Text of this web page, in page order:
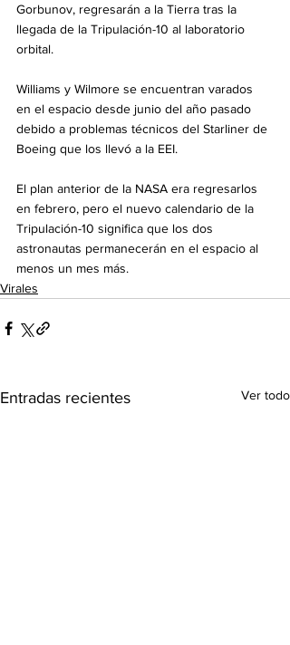
Gorbunov, regresarán a la Tierra tras la
llegada de la Tripulación-10 al laboratorio
orbital.
Williams y Wilmore se encuentran varados
en el espacio desde junio del año pasado
debido a problemas técnicos del Starliner de
Boeing que los llevó a la EEI.
El plan anterior de la NASA era regresarlos
en febrero, pero el nuevo calendario de la
Tripulación-10 significa que los dos
astronautas permanecerán en el espacio al
menos un mes más.
Virales
Entradas recientes Ver todo